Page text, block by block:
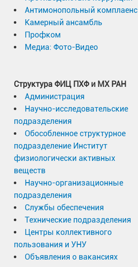
Антимонопольный комплаенс
Камерный ансамбль
Профком
Медиа: Фото-Видео
Структура ФИЦ ПХФ и МХ РАН
Администрация
Научно-исследовательские
подразделения
Обособленное структурное
подразделение Институт
физиологически активных
веществ
Научно-организационные
подразделения
Службы обеспечения
Технические подразделения
Центры коллективного
пользования и УНУ
Объявления о вакансиях